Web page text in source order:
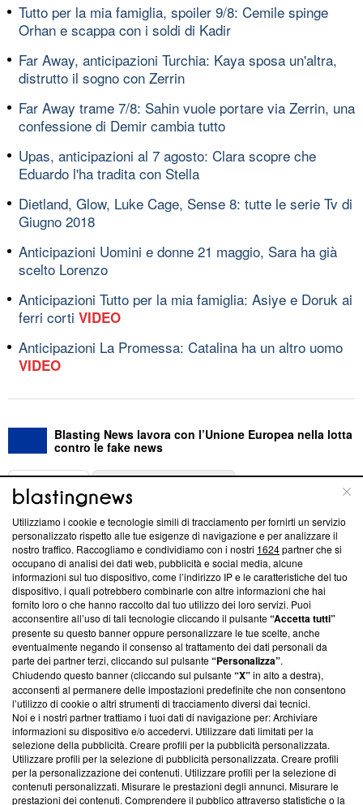
Tutto per la mia famiglia, spoiler 9/8: Cemile spinge
Orhan e scappa con i soldi di Kadir
Far Away, anticipazioni Turchia: Kaya sposa un'altra,
distrutto il sogno con Zerrin
Far Away trame 7/8: Sahin vuole portare via Zerrin, una
confessione di Demir cambia tutto
Upas, anticipazioni al 7 agosto: Clara scopre che
Eduardo l'ha tradita con Stella
Dietland, Glow, Luke Cage, Sense 8: tutte le serie Tv di
Giugno 2018
Anticipazioni Uomini e donne 21 maggio, Sara ha già
scelto Lorenzo
Anticipazioni Tutto per la mia famiglia: Asiye e Doruk ai
ferri corti VIDEO
Anticipazioni La Promessa: Catalina ha un altro uomo
VIDEO
Blasting News lavora con l’Unione Europea nella lotta
contro le fake news
ABOUT
Questa sezione offre informazioni trasparenti su Blasting
News, sui nostri processi editoriali e su come ci impegniamo a
creare news di qualità. Inoltre, afferma la nostra aderenza a
‘Trust Project - News with Integrity’Blasting News non è
ancora membro del programma, ma ha richiesto di farne
parte; Trust Project non ha ancora effettuato una verifica di
conformità agli standard.
Su di noi
Team editoriale
Corporate
Redazione
Informativa Privacy
Utilizziamo i cookie e tecnologie simili di tracciamento per fornirti un servizio
personalizzato rispetto alle tue esigenze di navigazione e per analizzare il
nostro traffico. Raccogliamo e condividiamo con i nostri 1624partner che si
occupano di analisi dei dati web, pubblicità e social media, alcune
informazioni sul tuo dispositivo, come l’indirizzo IP e le caratteristiche del tuo
dispositivo, i quali potrebbero combinarle con altre informazioni che hai
fornito loro o che hanno raccolto dal tuo utilizzo dei loro servizi. Puoi
acconsentire all’uso di tali tecnologie cliccando il pulsante“Accetta tutti”
presente su questo banner oppure personalizzare le tue scelte, anche
eventualmente negando il consenso al trattamento dei dati personali da
parte dei partner terzi, cliccando sul pulsante“Personalizza”.
Chiudendo questo banner (cliccando sul pulsante“X”in alto a destra),
acconsenti al permanere delle impostazioni predefinite che non consentono
l’utilizzo di cookie o altri strumenti di tracciamento diversi dai tecnici.
Noi e i nostri partner trattiamo i tuoi dati di navigazione per: Archiviare
informazioni su dispositivo e/o accedervi. Utilizzare dati limitati per la
selezione della pubblicità. Creare profili per la pubblicità personalizzata.
Utilizzare profili per la selezione di pubblicità personalizzata. Creare profili
per la personalizzazione dei contenuti. Utilizzare profili per la selezione di
contenuti personalizzati. Misurare le prestazioni degli annunci. Misurare le
prestazioni dei contenuti. Comprendere il pubblico attraverso statistiche o la